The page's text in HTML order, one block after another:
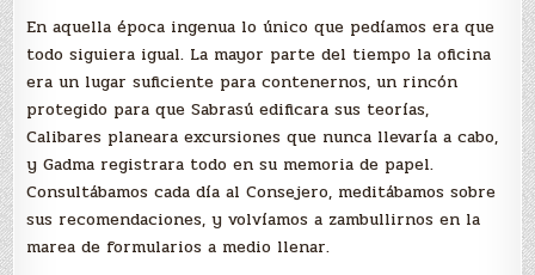
En aquella época ingenua lo único que pedíamos era que
todo siguiera igual. La mayor parte del tiempo la oficina
era un lugar suficiente para contenernos, un rincón
protegido para que Sabrasú edificara sus teorías,
Calibares planeara excursiones que nunca llevaría a cabo,
y Gadma registrara todo en su memoria de papel.
Consultábamos cada día al Consejero, meditábamos sobre
sus recomendaciones, y volvíamos a zambullirnos en la
marea de formularios a medio llenar.